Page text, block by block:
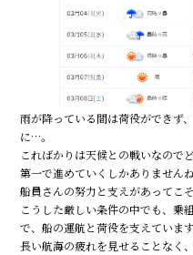
雨が降っている間は荷役ができず
に…。
こればかりは天候との戦いなので
第一で進めていくしかありませんね
船員さんの努力と支えがあってこそ
こうした厳しい条件の中でも、乗
で、船の運航と荷役を支えていま
長い航海の疲れを見せることなく